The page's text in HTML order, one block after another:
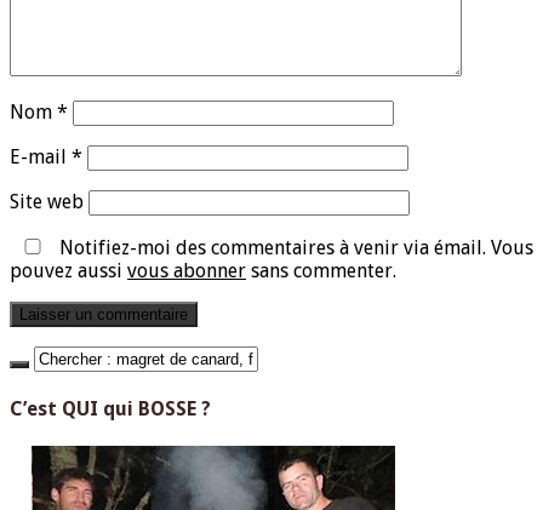
Nom *
E-mail *
Site web
Notifiez-moi des commentaires à venir via émail. Vous
pouvez aussi vous abonner sans commenter.
C’est QUI qui BOSSE ?